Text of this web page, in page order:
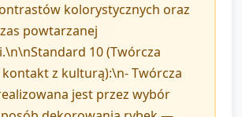
kolorystycznych oraz
powtarzanej
10 (Twórcza
z kulturą):\n- Twórcza
jest przez wybór